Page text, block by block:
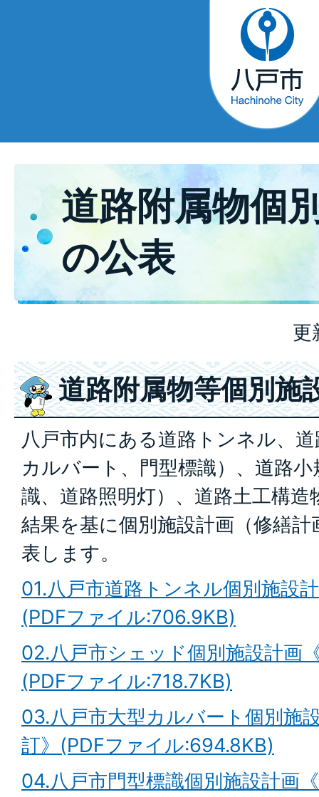
道路附属物個
の公表
更
道路附属物等個別施
八戸市内にある道路トンネル、
カルバート、門型標識）、道路
識、道路照明灯）、道路土工構
結果を基に個別施設計画（修繕
表します。
01.八戸市道路トンネル個別施設
(PDFファイル:706.9KB)
02.八戸市シェッド個別施設計画
(PDFファイル:718.7KB)
03.八戸市大型カルバート個別施
訂》(PDFファイル:694.8KB)
04.八戸市門型標識個別施設計画